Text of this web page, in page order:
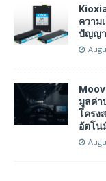
ความ
ปัญญา
มูลค่า
โครง
อัตโน